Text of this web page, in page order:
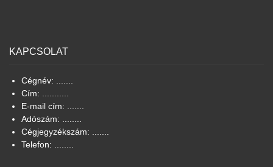
KAPCSOLAT
Cégnév: .......
Cím: ...........
E-mail cím: .......
Adószám: ........
Cégjegyzékszám: .......
Telefon: ........